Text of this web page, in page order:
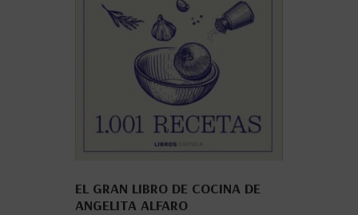
EL GRAN LIBRO DE COCINA DE
ANGELITA ALFARO